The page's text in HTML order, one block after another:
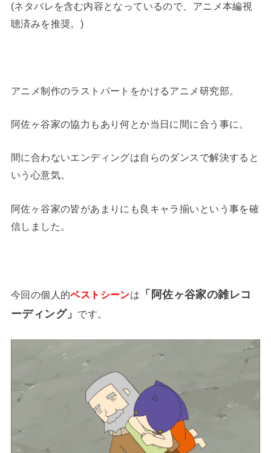
(ネタバレを含む内容となっているので、アニメ本編視
聴済みを推奨。)
アニメ制作のラストパートをかけるアニメ研究部。
阿佐ヶ谷家の協力もあり何とか当日に間に合う事に。
間に合わないエンディングは自らのダンスで解決すると
いう心意気。
阿佐ヶ谷家の皆があまりにも良キャラ揃いという事を確
信しました。
今回の個人的ベストシーンは
「阿佐ヶ谷家の雑レコ
ーディング」 です。